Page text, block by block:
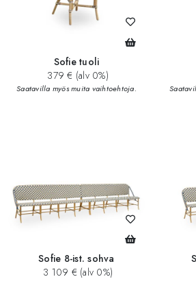
Sofie tuoli
379 € (alv 0%)
Saatavilla myös muita vaihtoehtoja.
Sofie 8-ist. sohva
3 109 € (alv 0%)